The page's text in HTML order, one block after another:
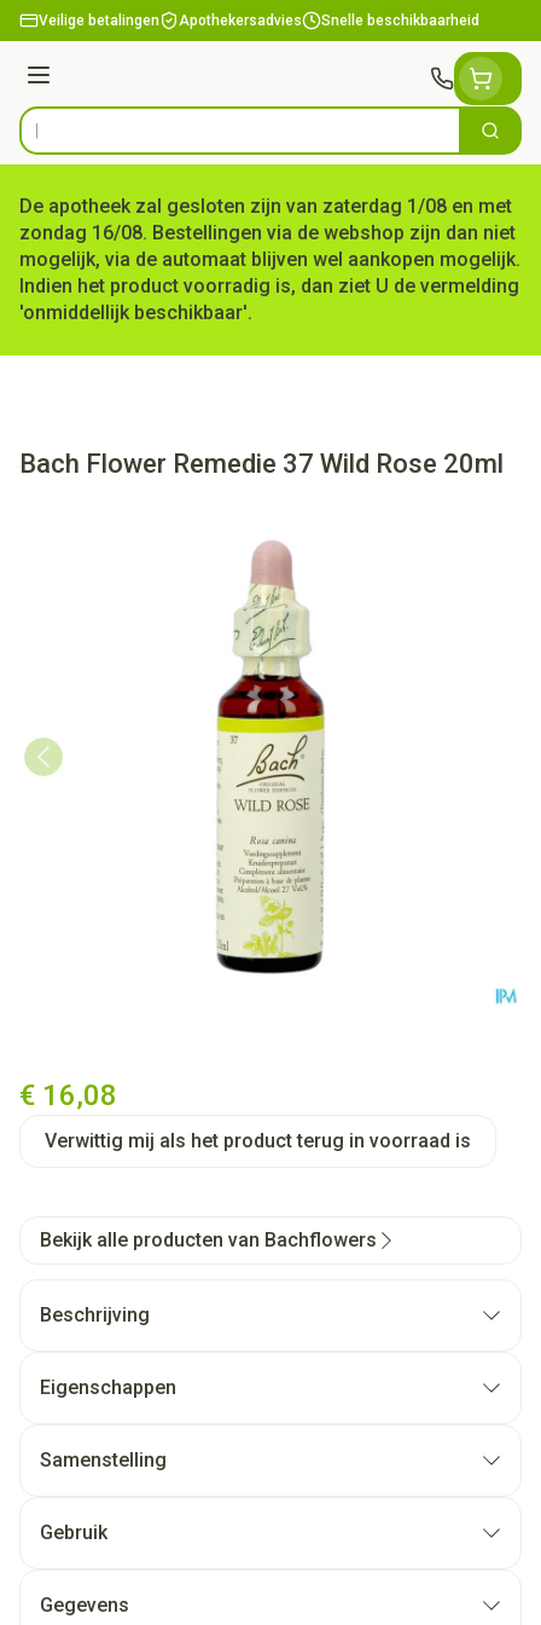
Ga naar de inhoud
Veilige betalingen Apothekersadvies Snelle beschikbaarheid
Menu
Product, merk, categorie... Zoek
De apotheek zal gesloten zijn van zaterdag 1/08 en met
zondag 16/08. Bestellingen via de webshop zijn dan niet
mogelijk, via de automaat blijven wel aankopen mogelijk.
Indien het product voorradig is, dan ziet U de vermelding
'onmiddellijk beschikbaar'.
Bach Flower Remedie 37 Wild Rose 20ml
€ 16,08
Verwittig mij als het product terug in voorraad is
Bekijk alle producten van Bachflowers
Beschrijving
Eigenschappen
Samenstelling
Gebruik
Gegevens